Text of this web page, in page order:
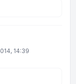
14:39